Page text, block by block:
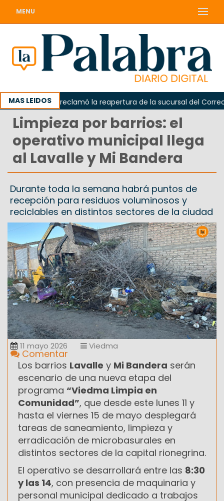
MENU
MAS LEIDOS
Odarda reclamó la reapertura de la sucursal del Correo
Limpieza por barrios: el
operativo municipal llega
al Lavalle y Mi Bandera
Durante toda la semana habrá puntos de
recepción para residuos voluminosos y
reciclables en distintos sectores de la ciudad
11 mayo 2026 Viedma
Comentar
Los barrios Lavalle y Mi Bandera serán
escenario de una nueva etapa del
programa “Viedma Limpia en
Comunidad”, que desde este lunes 11 y
hasta el viernes 15 de mayo desplegará
tareas de saneamiento, limpieza y
erradicación de microbasurales en
distintos sectores de la capital rionegrina.
El operativo se desarrollará entre las 8:30
y las 14, con presencia de maquinaria y
personal municipal dedicado a trabajos